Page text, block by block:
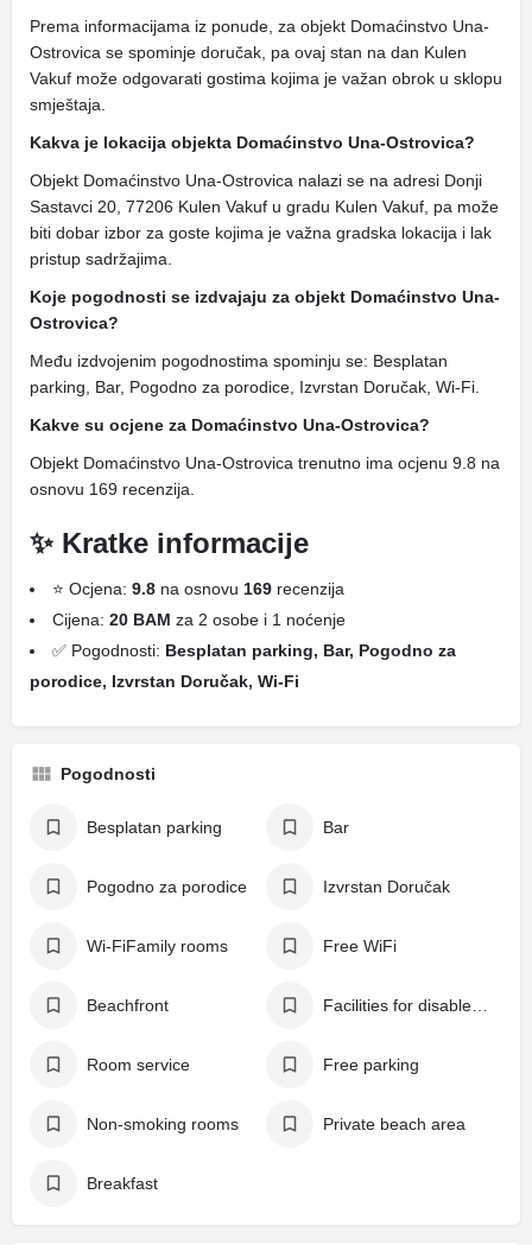
Prema informacijama iz ponude, za objekt Domaćinstvo Una-
Ostrovica se spominje doručak, pa ovaj stan na dan Kulen
Vakuf može odgovarati gostima kojima je važan obrok u sklopu
smještaja.
Kakva je lokacija objekta Domaćinstvo Una-Ostrovica?
Objekt Domaćinstvo Una-Ostrovica nalazi se na adresi Donji
Sastavci 20, 77206 Kulen Vakuf u gradu Kulen Vakuf, pa može
biti dobar izbor za goste kojima je važna gradska lokacija i lak
pristup sadržajima.
Koje pogodnosti se izdvajaju za objekt Domaćinstvo Una-
Ostrovica?
Među izdvojenim pogodnostima spominju se: Besplatan
parking, Bar, Pogodno za porodice, Izvrstan Doručak, Wi-Fi.
Kakve su ocjene za Domaćinstvo Una-Ostrovica?
Objekt Domaćinstvo Una-Ostrovica trenutno ima ocjenu 9.8 na
osnovu 169 recenzija.
✨ Kratke informacije
⭐ Ocjena: 9.8 na osnovu 169 recenzija
Cijena: 20 BAM za 2 osobe i 1 noćenje
✅ Pogodnosti: Besplatan parking, Bar, Pogodno za
porodice, Izvrstan Doručak, Wi-Fi
Pogodnosti
Besplatan parking Bar
Pogodno za porodice Izvrstan Doručak
Wi-FiFamily rooms Free WiFi
Beachfront
Room service Free parking
Non-smoking rooms Private beach area
Breakfast